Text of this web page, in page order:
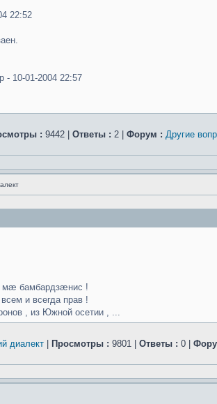
22:52
- 10-01-2004 22:57
: 9442 | Ответы : 2 | Форум : Другие
бамбардзæнис !
и всегда прав !
, из Южной осетии , ...
диалект Просмотры : 9801 | Ответы : 0 |